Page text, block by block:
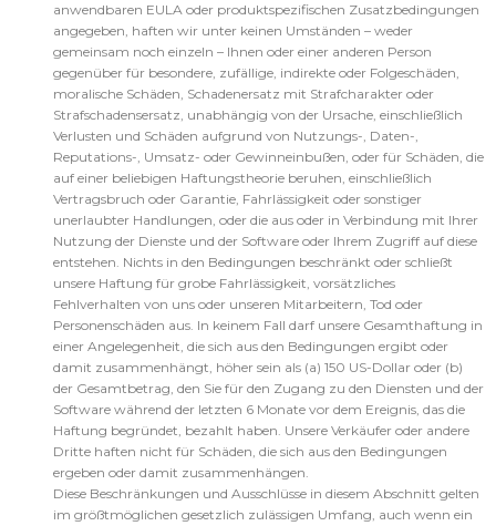
anwendbaren EULA oder produktspezifischen Zusatzbedingungen
angegeben, haften wir unter keinen Umständen – weder
gemeinsam noch einzeln – Ihnen oder einer anderen Person
gegenüber für besondere, zufällige, indirekte oder Folgeschäden,
moralische Schäden, Schadenersatz mit Strafcharakter oder
Strafschadensersatz, unabhängig von der Ursache, einschließlich
Verlusten und Schäden aufgrund von Nutzungs-, Daten-,
Reputations-, Umsatz- oder Gewinneinbußen, oder für Schäden, die
auf einer beliebigen Haftungstheorie beruhen, einschließlich
Vertragsbruch oder Garantie, Fahrlässigkeit oder sonstiger
unerlaubter Handlungen, oder die aus oder in Verbindung mit Ihrer
Nutzung der Dienste und der Software oder Ihrem Zugriff auf diese
entstehen. Nichts in den Bedingungen beschränkt oder schließt
unsere Haftung für grobe Fahrlässigkeit, vorsätzliches
Fehlverhalten von uns oder unseren Mitarbeitern, Tod oder
Personenschäden aus. In keinem Fall darf unsere Gesamthaftung in
einer Angelegenheit, die sich aus den Bedingungen ergibt oder
damit zusammenhängt, höher sein als (a) 150 US-Dollar oder (b)
der Gesamtbetrag, den Sie für den Zugang zu den Diensten und der
Software während der letzten 6 Monate vor dem Ereignis, das die
Haftung begründet, bezahlt haben. Unsere Verkäufer oder andere
Dritte haften nicht für Schäden, die sich aus den Bedingungen
ergeben oder damit zusammenhängen.
Diese Beschränkungen und Ausschlüsse in diesem Abschnitt gelten
im größtmöglichen gesetzlich zulässigen Umfang, auch wenn ein